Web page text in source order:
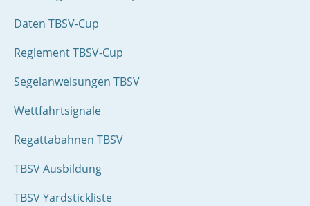
Daten TBSV-Cup
Reglement TBSV-Cup
Segelanweisungen TBSV
Wettfahrtsignale
Regattabahnen TBSV
TBSV Ausbildung
TBSV Yardstickliste